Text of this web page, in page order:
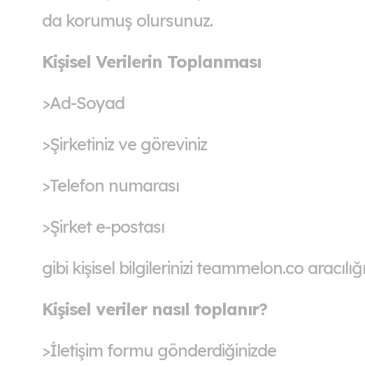
da korumuş olursunuz.
Kişisel Verilerin Toplanması
>Ad-Soyad
>Şirketiniz ve göreviniz
>Telefon numarası
>Şirket e-postası
gibi kişisel bilgilerinizi teammelon.co
Kişisel veriler nasıl toplanır?
>İletişim formu gönderdiğinizde